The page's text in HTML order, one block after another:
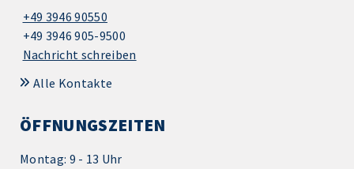
+49 3946 90550
+49 3946 905-9500
Nachricht schreiben
Alle Kontakte
ÖFFNUNGSZEITEN
Montag: 9 - 13 Uhr